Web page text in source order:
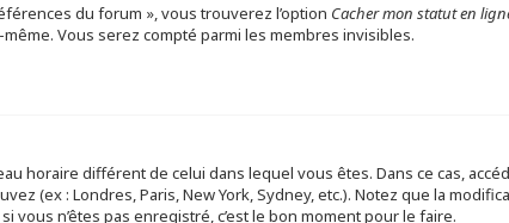
du forum », vous trouverez l’option Cacher mon statut en
Vous serez compté parmi les membres invisibles.
horaire différent de celui dans lequel vous êtes. Dans ce cas,
(ex : Londres, Paris, New York, Sydney, etc.). Notez que la
vous n’êtes pas enregistré, c’est le bon moment pour le faire.